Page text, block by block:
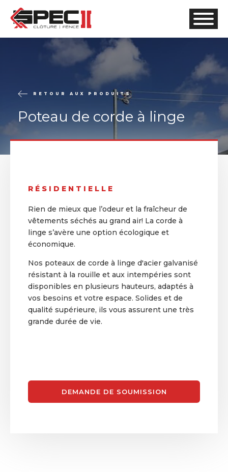
RETOUR AUX PRODUITS
Poteau de corde à linge
RÉSIDENTIELLE
Rien de mieux que l’odeur et la fraîcheur de
vêtements séchés au grand air! La corde à
linge s’avère une option écologique et
économique.
Nos poteaux de corde à linge d'acier galvanisé
résistant à la rouille et aux intempéries sont
disponibles en plusieurs hauteurs, adaptés à
vos besoins et votre espace. Solides et de
qualité supérieure, ils vous assurent une très
grande durée de vie.
DEMANDE DE SOUMISSION